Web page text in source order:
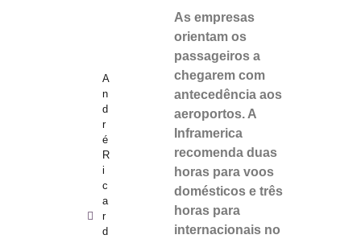
A
n
d
r
é
R
i
c
a
r
d
As empresas
orientam os
passageiros a
chegarem com
antecedência aos
aeroportos. A
Inframerica
recomenda duas
horas para voos
domésticos e três
horas para
internacionais no